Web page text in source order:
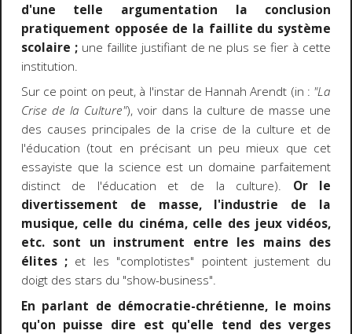
d'une telle argumentation la conclusion
pratiquement opposée de la faillite du système
scolaire ;une faillite justifiant de ne plus se fier à cette
institution.
Sur ce point on peut, à l'instar de Hannah Arendt (in : "La
Crise de la Culture"), voir dans la culture de masse une
des causes principales de la crise de la culture et de
l'éducation (tout en précisant un peu mieux que cet
essayiste que la science est un domaine parfaitement
distinct de l'éducation et de la culture). Or le
divertissement de masse, l'industrie de la
musique, celle du cinéma, celle des jeux vidéos,
etc. sont un instrument entre les mains des
élites ; et les "complotistes" pointent justement du
doigt des stars du "show-business".
En parlant de démocratie-chrétienne, le moins
qu'on puisse dire est qu'elle tend des verges